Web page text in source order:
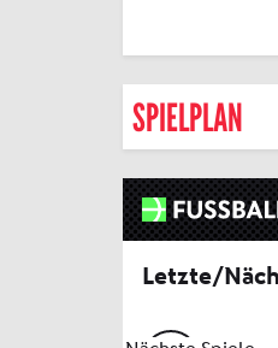
SPIELPLAN